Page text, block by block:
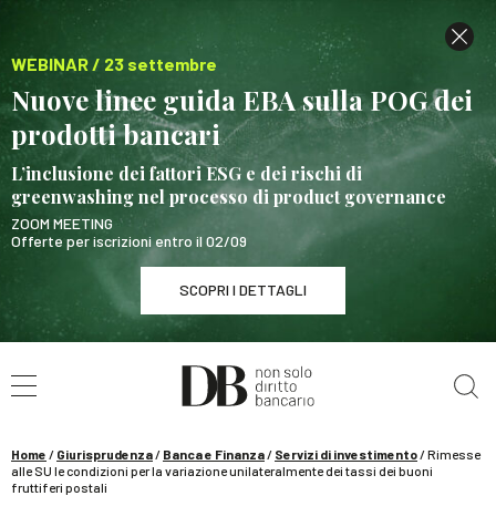
WEBINAR / 23 settembre
Nuove linee guida EBA sulla POG dei
prodotti bancari
L’inclusione dei fattori ESG e dei rischi di
greenwashing nel processo di product governance
ZOOM MEETING
Offerte per iscrizioni entro il 02/09
SCOPRI I DETTAGLI
WEBINAR / 23 settembre
Nuove linee guida EBA sulla POG dei prodotti
SCOPRI I DETTAGLI
Home / Giurisprudenza/ Banca e Finanza/ Servizi di investimento/Rimesse
alle SU le condizioni per la variazione unilateralmente dei tassi dei buoni
fruttiferi postali